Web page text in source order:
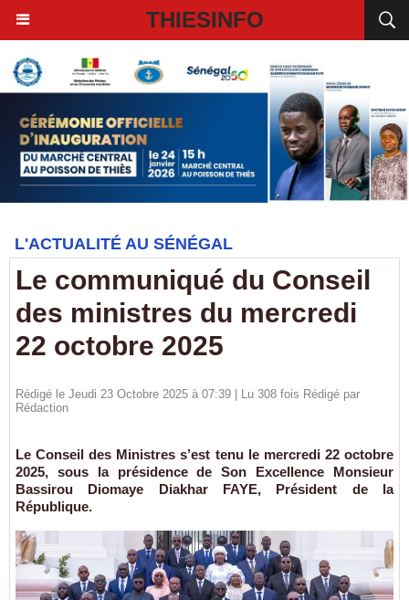
THIESINFO
L'ACTUALITÉ AU SÉNÉGAL
Le communiqué du Conseil
des ministres du mercredi
22 octobre 2025
Rédigé le Jeudi 23 Octobre 2025 à 07:39 | Lu 308 fois Rédigé par
Rédaction
Le Conseil des Ministres s’est tenu le mercredi 22 octobre
2025, sous la présidence de Son Excellence Monsieur
Bassirou Diomaye Diakhar FAYE, Président de la
République.